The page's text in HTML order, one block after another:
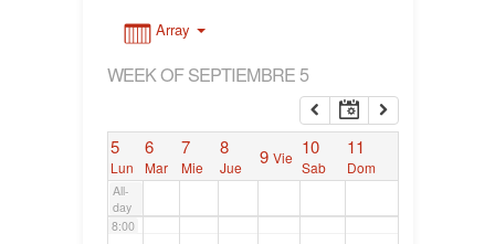
Array
WEEK OF SEPTIEMBRE 5
5
Lun
6
Mar
7
Mie
8
Jue 9 Vie 10
Sab
11
Dom
All-
day
5:00
7:00
8:00